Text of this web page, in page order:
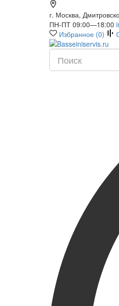
г. Москва,
ПН-ПТ 09:00—18:00
Избранное (0)